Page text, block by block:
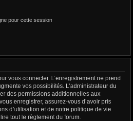
pour cette session
vous connecter. L’enregistrement ne prend
vos possibilités. L’administrateur du
des permissions additionnelles aux
enregistrer, assurez-vous d’avoir pris
d’utilisation et de notre politique de vie
tout le règlement du forum.